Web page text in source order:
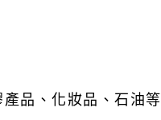
品、化妝品、石油等